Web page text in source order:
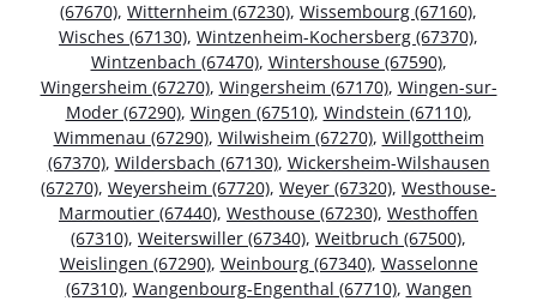
(67670), Witternheim (67230), Wissembourg (67160),
Wisches (67130), Wintzenheim-Kochersberg (67370),
Wintzenbach (67470), Wintershouse (67590),
Wingersheim (67270), Wingersheim (67170), Wingen-sur-
Moder (67290), Wingen (67510), Windstein (67110),
Wimmenau (67290), Wilwisheim (67270), Willgottheim
(67370), Wildersbach (67130), Wickersheim-Wilshausen
(67270), Weyersheim (67720), Weyer (67320), Westhouse-
Marmoutier (67440), Westhouse (67230), Westhoffen
(67310), Weiterswiller (67340), Weitbruch (67500),
Weislingen (67290), Weinbourg (67340), Wasselonne
(67310), Wangenbourg-Engenthal (67710), Wangen